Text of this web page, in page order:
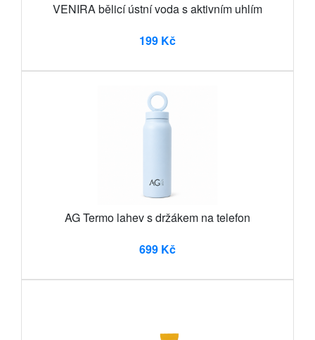
VENIRA bělicí ústní voda s aktivním uhlím
199 Kč
AG Termo lahev s držákem na telefon
699 Kč